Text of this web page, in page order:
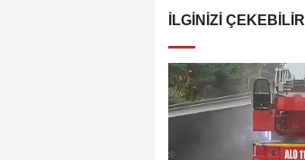
İLGINIZI ÇEKEBILIR